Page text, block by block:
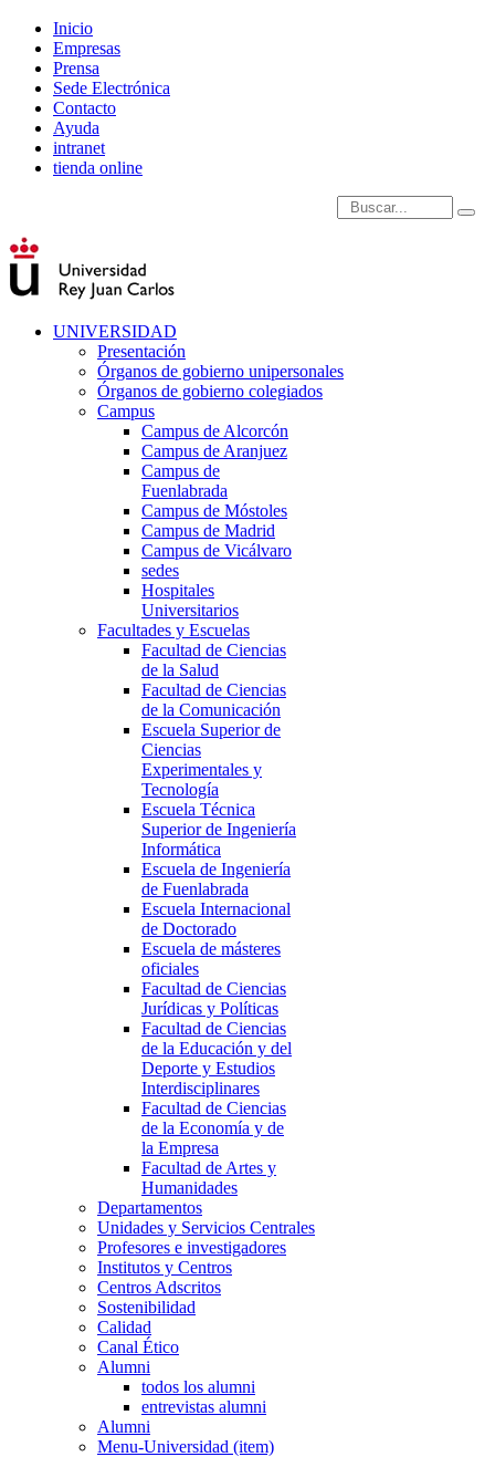
Inicio
Empresas
Prensa
Sede Electrónica
Contacto
Ayuda
intranet
tienda online
Introduce términos de
UNIVERSIDAD
Presentación
Órganos de gobierno unipersonales
Órganos de gobierno colegiados
Campus
Campus de Alcorcón
Campus de Aranjuez
Campus de
Fuenlabrada
Campus de Móstoles
Campus de Madrid
Campus de Vicálvaro
sedes
Hospitales
Universitarios
Facultades y Escuelas
Facultad de Ciencias
de la Salud
Facultad de Ciencias
de la Comunicación
Escuela Superior de
Ciencias
Experimentales y
Tecnología
Escuela Técnica
Superior de Ingeniería
Informática
Escuela de Ingeniería
de Fuenlabrada
Escuela Internacional
de Doctorado
Escuela de másteres
oficiales
Facultad de Ciencias
Jurídicas y Políticas
Facultad de Ciencias
de la Educación y del
Deporte y Estudios
Interdisciplinares
Facultad de Ciencias
de la Economía y de
la Empresa
Facultad de Artes y
Humanidades
Departamentos
Unidades y Servicios Centrales
Profesores e investigadores
Institutos y Centros
Centros Adscritos
Sostenibilidad
Calidad
Canal Ético
Alumni
todos los alumni
entrevistas alumni
Alumni
Menu-Universidad (item)